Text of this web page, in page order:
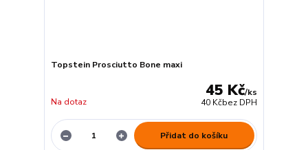
Topstein Prosciutto Bone maxi
45 Kč/ks
40 Kčbez DPH
Na dotaz
Přidat do košíku